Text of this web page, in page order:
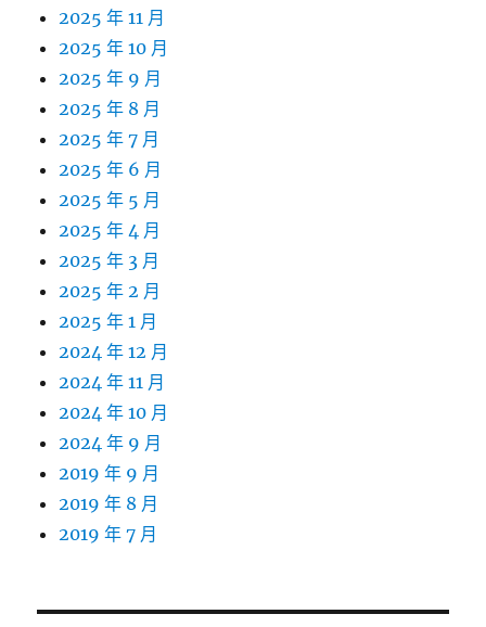
2025 年 11 月
2025 年 10 月
2025 年 9 月
2025 年 8 月
2025 年 7 月
2025 年 6 月
2025 年 5 月
2025 年 4 月
2025 年 3 月
2025 年 2 月
2025 年 1 月
2024 年 12 月
2024 年 11 月
2024 年 10 月
2024 年 9 月
2019 年 9 月
2019 年 8 月
2019 年 7 月